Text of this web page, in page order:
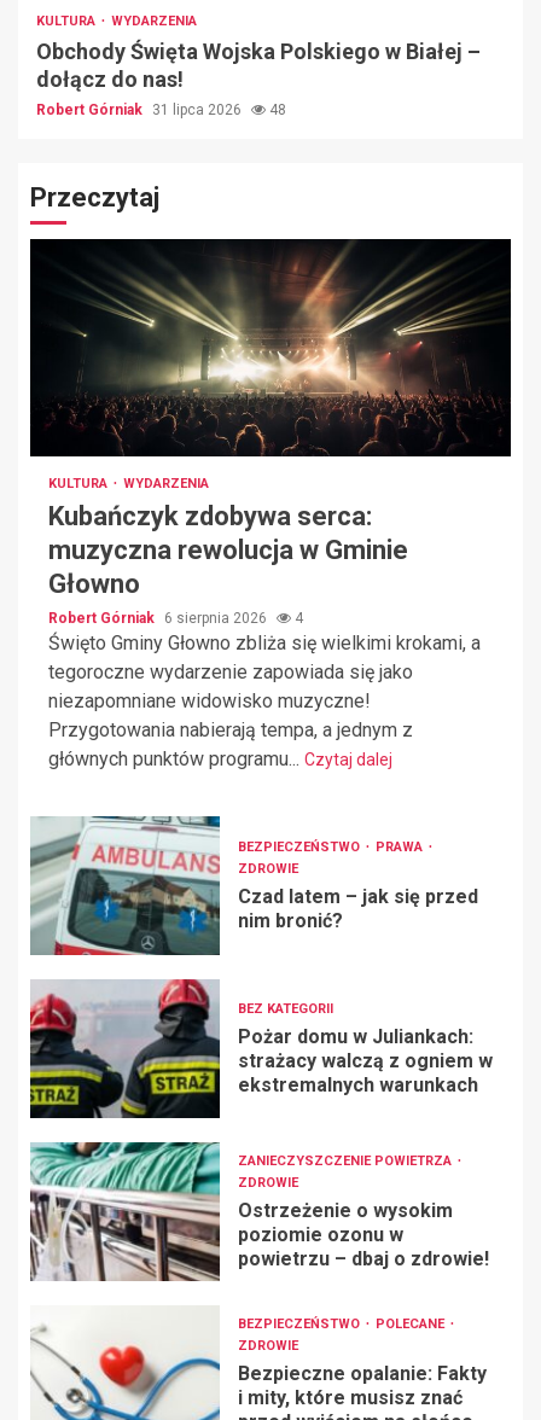
KULTURA WYDARZENIA
Obchody Święta Wojska Polskiego w Białej –
dołącz do nas!
Robert Górniak 31 lipca 2026 48
Przeczytaj
KULTURA WYDARZENIA
Kubańczyk zdobywa serca:
muzyczna rewolucja w Gminie
Głowno
Robert Górniak 6 sierpnia 2026 4
Święto Gminy Głowno zbliża się wielkimi krokami, a
tegoroczne wydarzenie zapowiada się jako
niezapomniane widowisko muzyczne!
Przygotowania nabierają tempa, a jednym z
głównych punktów programu... Czytaj dalej
BEZPIECZEŃSTWO
PRAWA
ZDROWIE
Czad latem – jak się przed
nim bronić?
BEZ KATEGORII
Pożar domu w Juliankach:
strażacy walczą z ogniem w
ekstremalnych warunkach
ZANIECZYSZCZENIE POWIETRZA
ZDROWIE
Ostrzeżenie o wysokim
poziomie ozonu w
powietrzu – dbaj o zdrowie!
BEZPIECZEŃSTWO
POLECANE
ZDROWIE
Bezpieczne opalanie: Fakty
i mity, które musisz znać